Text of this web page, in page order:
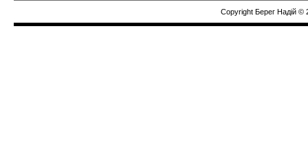
Copyright Берег Надiй ©